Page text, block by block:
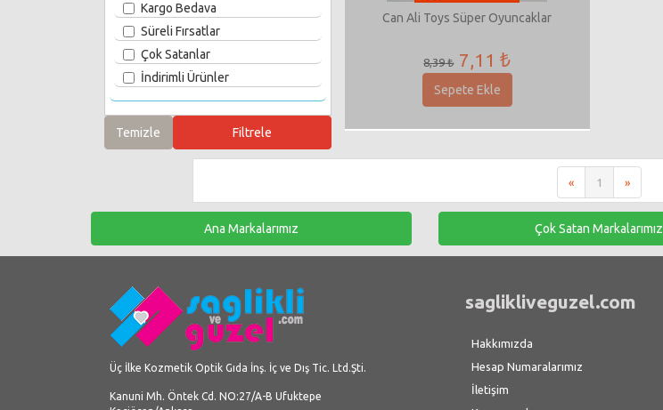
Kargo Bedava
Süreli Fırsatlar
Çok Satanlar
İndirimli Ürünler
Can Ali Toys Süper Oyuncaklar
8,39 ₺ 7,11 ₺
Sepete Ekle
« 1 »
Ana Markalarımız Çok Satan Markalarımız
Üç İlke Kozmetik Optik Gıda İnş. İç ve Dış Tic. Ltd.Şti.
Kanuni Mh. Öntek Cd. NO:27/A-B Ufuktepe
saglikliveguzel.com
Hakkımızda
Hesap Numaralarımız
İletişim